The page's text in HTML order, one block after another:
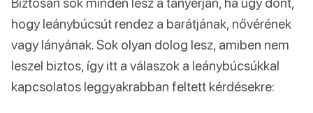
hogy leánybúcsút rendez a barátjának, nővérének
vagy lányának. Sok olyan dolog lesz, amiben nem
leszel biztos, így itt a válaszok a leánybúcsúkkal
kapcsolatos leggyakrabban feltett kérdésekre: